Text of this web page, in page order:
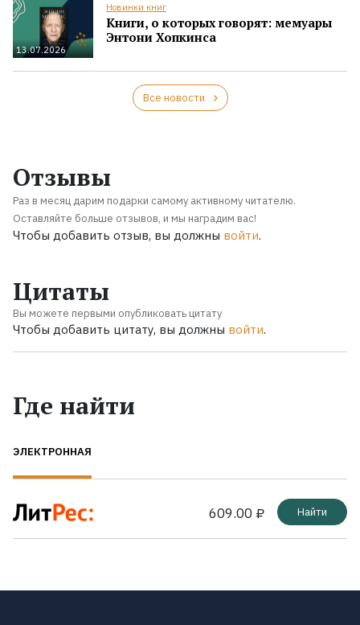
13.07.2026
Новинки книг
Книги, о которых говорят: мемуары
Энтони Хопкинса
Все новости
Отзывы
Раз в месяц дарим подарки самому активному читателю.
Оставляйте больше отзывов, и мы наградим вас!
Чтобы добавить отзыв, вы должны войти.
Цитаты
Вы можете первыми опубликовать цитату
Чтобы добавить цитату, вы должны войти.
Где найти
ЭЛЕКТРОННАЯ
609.00 ₽ Найти